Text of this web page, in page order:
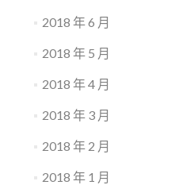
2018 年 6 月
2018 年 5 月
2018 年 4 月
2018 年 3 月
2018 年 2 月
2018 年 1 月